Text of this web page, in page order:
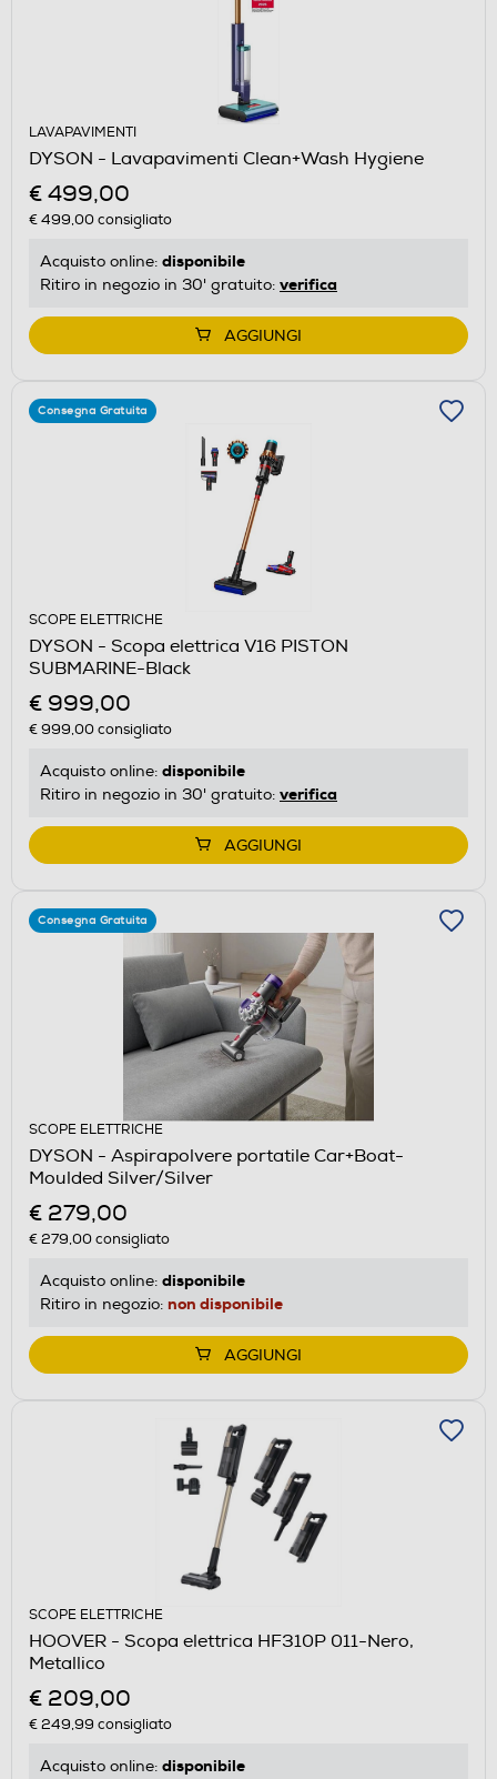
LAVAPAVIMENTI
DYSON - Lavapavimenti Clean+Wash Hygiene
€ 499,00
€ 499,00consigliato
Acquisto online: disponibile
Ritiro in negozio in 30' gratuito: verifica
AGGIUNGI
Consegna Gratuita
SCOPE ELETTRICHE
DYSON - Scopa elettrica V16 PISTON
SUBMARINE-Black
€ 999,00
€ 999,00consigliato
Acquisto online: disponibile
Ritiro in negozio in 30' gratuito: verifica
AGGIUNGI
Consegna Gratuita
SCOPE ELETTRICHE
DYSON - Aspirapolvere portatile Car+Boat-
Moulded Silver/Silver
€ 279,00
€ 279,00consigliato
Acquisto online: disponibile
Ritiro in negozio: non disponibile
AGGIUNGI
SCOPE ELETTRICHE
HOOVER - Scopa elettrica HF310P 011-Nero,
Metallico
€ 209,00
€ 249,99 consigliato
Acquisto online: disponibile